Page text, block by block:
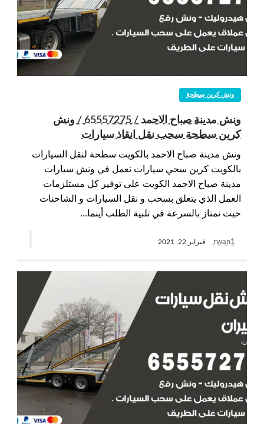
ونش كرين سطحة
ونش مدينة صباح الاحمد / 65557275 / ونش
كرين سطحة سحب نقل انقاذ سيارات
ونش مدينة صباح الاحمد بالكويت سطحة لنقل السيارات
بالكويت كرين سحي سيارات نعمل في ونش سيارات
مدينة صباح الاحمد الكويت على توفير كل مستلزمات
العمل الذي يتعلق بسحب و نقل السيارات و الشاحنات
حيث نمتاز بالسرعة في تلبية الطلب أينما…
rwan1 فبراير 22, 2021